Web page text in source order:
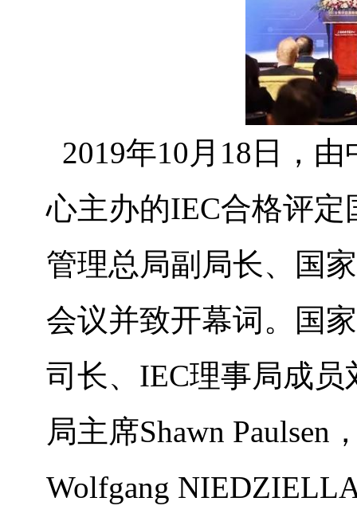
2019年10月18日，
心主办的IEC合格评
管理总局副局长、国
会议并致开幕词。国
司长、IEC理事局成
局主席Shawn
Wolfgang